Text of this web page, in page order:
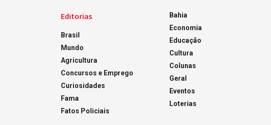
Editorias
Brasil
Mundo
Agricultura
Concursos e Emprego
Curiosidades
Fama
Fatos Policiais
Bahia
Economia
Educação
Cultura
Colunas
Geral
Eventos
Loterias